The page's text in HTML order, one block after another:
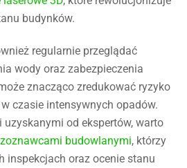
budynków.
regularnie przeglądać
wody oraz zabezpieczenia
znacząco zredukować ryzyko
czasie intensywnych opadów.
od ekspertów, warto
budowlanymi, którzy
inspekcjach oraz ocenie stanu